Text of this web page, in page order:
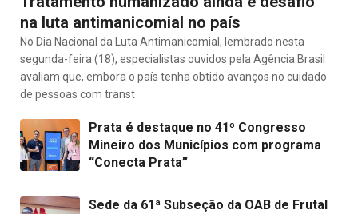
na luta antimanicomial no país
No Dia Nacional da Luta Antimanicomial, lembrado nesta
segunda-feira (18), especialistas ouvidos pela Agência Brasil
avaliam que, embora o país tenha obtido avanços no cuidado
de pessoas com transt
Prata é destaque no 41º Congresso
Mineiro dos Municípios com programa
“Conecta Prata”
Sede da 61ª Subseção da OAB de Frutal